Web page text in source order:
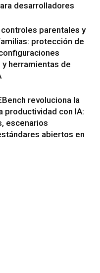
desarrolladores
controles parentales y
protección de
herramientas de
revoluciona la
productividad con IA:
escenarios
abiertos en